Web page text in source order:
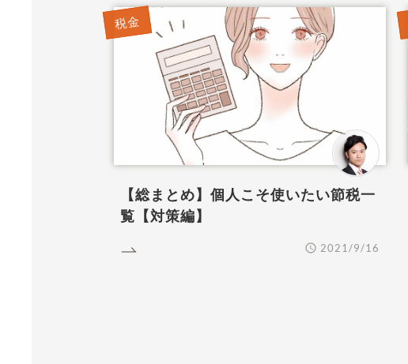
税金
【総まとめ】個人こそ使いたい節税一
覧【対策編】
2021/9/16
READ MORE